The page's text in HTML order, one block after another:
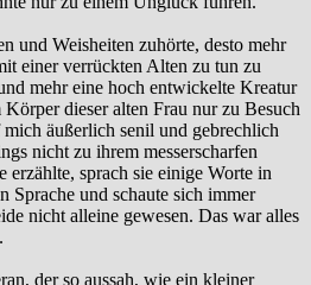
und Weisheiten zuhörte, desto mehr
einer verrückten Alten zu tun zu
mehr eine hoch entwickelte Kreatur
Körper dieser alten Frau nur zu Besuch
äußerlich senil und gebrechlich
nicht zu ihrem messerscharfen
erzählte, sprach sie einige Worte in
Sprache und schaute sich immer
nicht alleine gewesen. Das war alles
der so aussah, wie ein kleiner